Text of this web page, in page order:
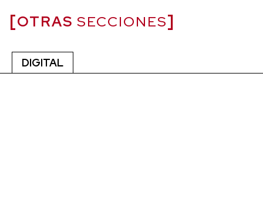
OTRAS SECCIONES
DIGITAL